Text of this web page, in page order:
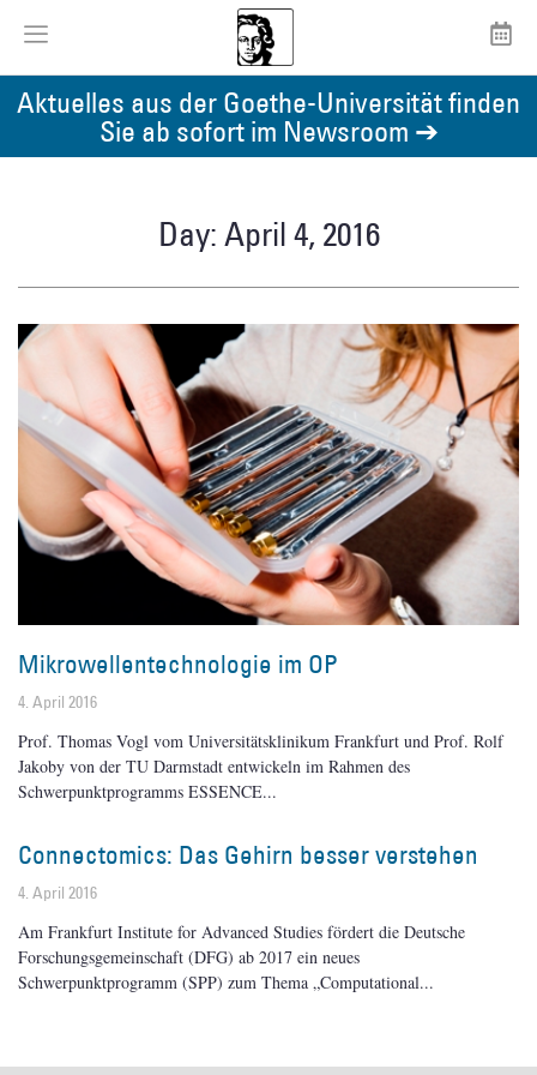
Aktuelles aus der Goethe-Universität finden
Sie ab sofort im Newsroom ➔
Day: April 4, 2016
Mikrowellentechnologie im OP
4. April 2016
Prof. Thomas Vogl vom Universitätsklinikum Frankfurt und Prof. Rolf
Jakoby von der TU Darmstadt entwickeln im Rahmen des
Schwerpunktprogramms ESSENCE
Connectomics: Das Gehirn besser verstehen
4. April 2016
Am Frankfurt Institute for Advanced Studies fördert die Deutsche
Forschungsgemeinschaft (DFG) ab 2017 ein neues
Schwerpunktprogramm (SPP) zum Thema „Computational